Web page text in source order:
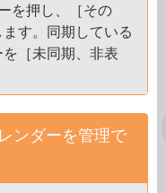
を押し、［その
す。同期している
［未同期、非表
ンダーを管理で